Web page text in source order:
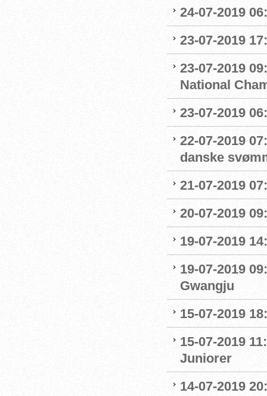
24-07-2019
23-07-2019
23-07-2019
National
23-07-2019
22-07-2019
danske
21-07-2019
20-07-2019
19-07-2019
19-07-2019
Gwangju
15-07-2019
15-07-2019
Juniorer
14-07-2019